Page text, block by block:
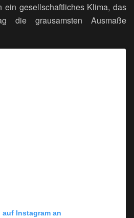
ein gesellschaftliches Klima, das
die grausamsten Ausmaße
Instagram an